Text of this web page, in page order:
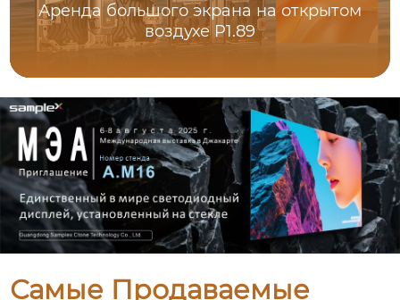
Аренда большого экрана на открытом
воздухе P1.89
Самые Продаваемые